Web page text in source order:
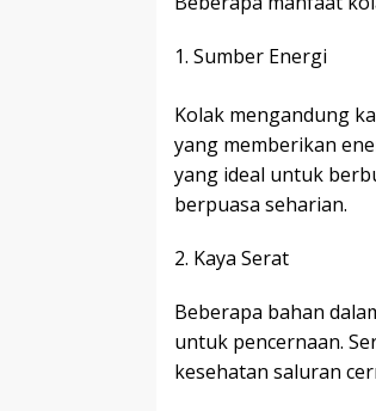
1. Sumber Energi
Kolak mengandung
yang memberikan
yang ideal untuk
berpuasa seharian.
2. Kaya Serat
Beberapa bahan
untuk pencernaan.
kesehatan saluran